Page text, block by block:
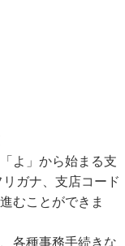
よ」から始まる支
ガナ、支店コード
むことができま
各種事務手続きな